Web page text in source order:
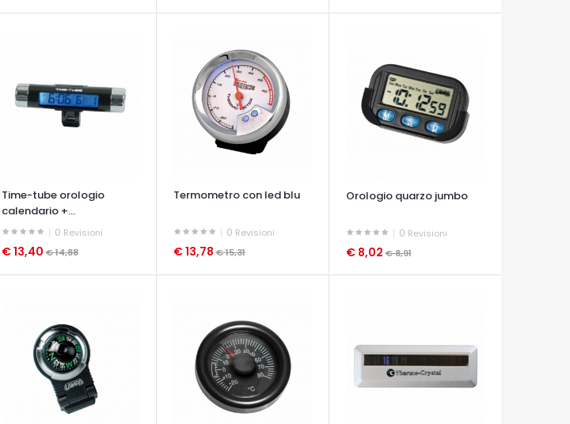
OCCHIATA VELOCE
OCCHIATA VELOCE
OCCHIATA VELOCE
Time-tube orologio
calendario +...
0 Revisioni
€ 13,40€ 14,88
OCCHIATA VELOCE
Termometro con led blu
0 Revisioni
€ 13,78 € 15,31
OCCHIATA VELOCE
Orologio quarzo jumbo
0 Revisioni
€ 8,02€ 8,91
OCCHIATA VELOCE